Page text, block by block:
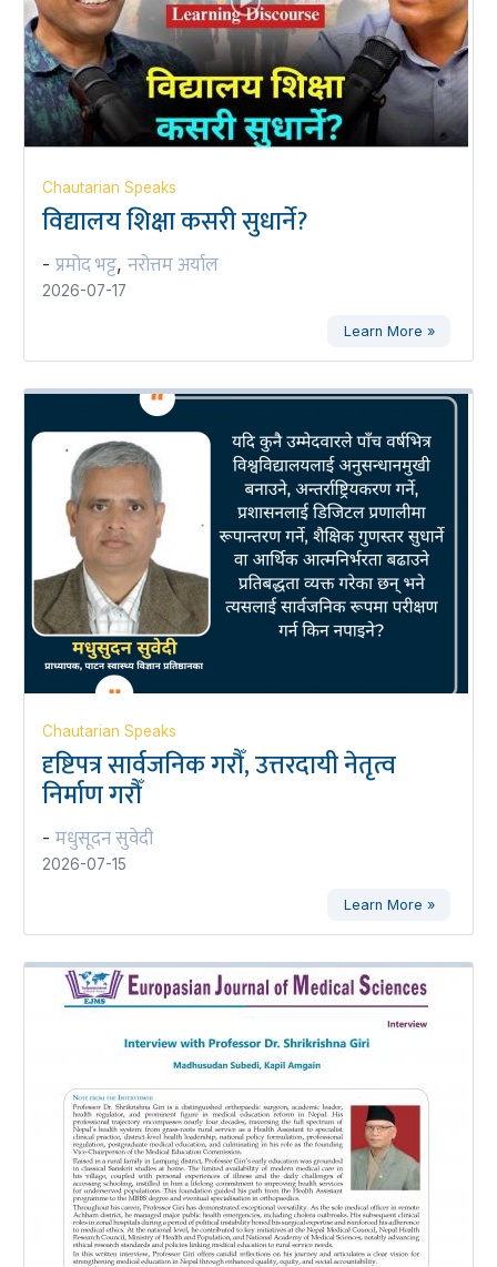
Chautarian Speaks
विद्यालय शिक्षा कसरी सुधार्ने?
- प्रमोद भट्ट, नरोत्तम अर्याल
2026-07-17
Learn More »
Chautarian Speaks
दृष्टिपत्र सार्वजनिक गरौँ, उत्तरदायी नेतृत्व
निर्माण गरौँ
- मधुसूदन सुवेदी
2026-07-15
Learn More »